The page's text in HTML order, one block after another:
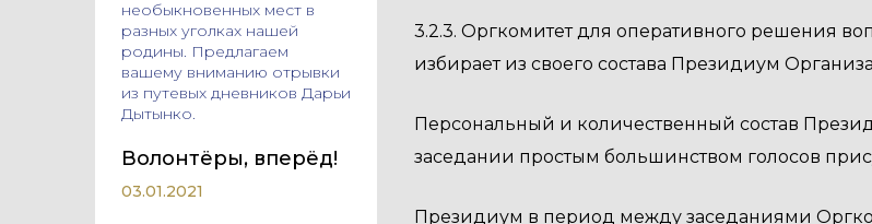
3.2.3. Оргкомитет для оперативного решения
избирает из своего состава Президиум
Персональный и количественный состав
заседании простым большинством голосов
Президиум в период между заседаниями
необыкновенных мест в
разных уголках нашей
родины. Предлагаем
вашему вниманию отрывки
из путевых дневников Дарьи
Дытынко.
Волонтёры, вперёд!
03.01.2021